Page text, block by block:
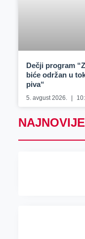
Dečji program
biće održan u
piva“
5. avgust 2026.